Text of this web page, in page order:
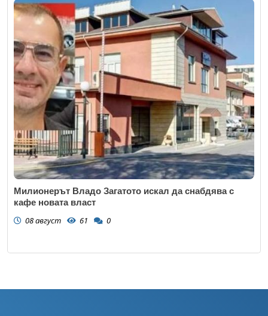
Милионерът Владо Загатото искал да снабдява с
кафе новата власт
08 август 61 0